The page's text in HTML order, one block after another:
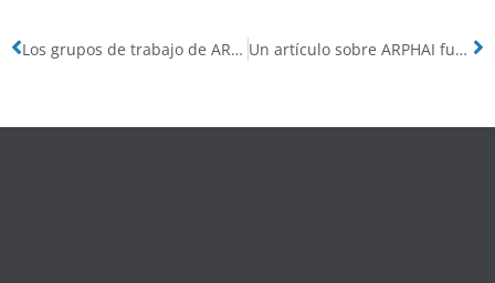
Los grupos de trabajo de ARPHAI Un artículo sobre ARPHAI fue incluido en el blog del programa Global South AI4COVID